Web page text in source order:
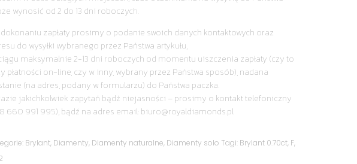
wynosić od 2 do 13 dni roboczych.
zapłaty prosimy o podanie swoich danych kontaktowych oraz
do wysyłki wybranego przez Państwa artykułu,
maksymalnie 2-13 dni roboczych od momentu uiszczenia zapłaty (czy to
płatności on-line, czy w inny, wybrany przez Państwa sposób), nadana
(na adres, podany w formularzu) do Państwa paczka.
jakichkolwiek zapytań bądź niejasności – prosimy o kontakt telefoniczny
660 991 995), bądź na adres email: biuro@royaldiamonds.pl
Brylant, Diamenty, Diamenty naturalne, Diamenty solo Tagi: Brylant 0.70ct, F,